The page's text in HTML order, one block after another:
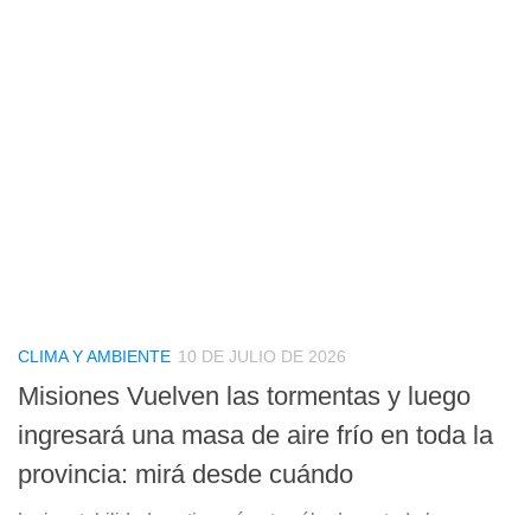
CLIMA Y AMBIENTE 10 DE JULIO DE 2026
Misiones Vuelven las tormentas y luego
ingresará una masa de aire frío en toda la
provincia: mirá desde cuándo